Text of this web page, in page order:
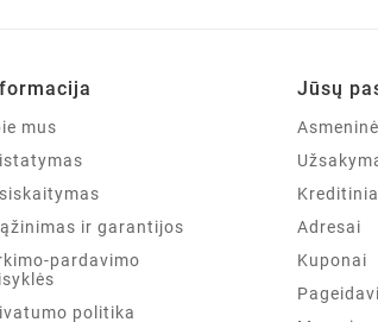
mus
ir garantijos
pardavimo
politika
Jūsų
Adresai
Kuponai